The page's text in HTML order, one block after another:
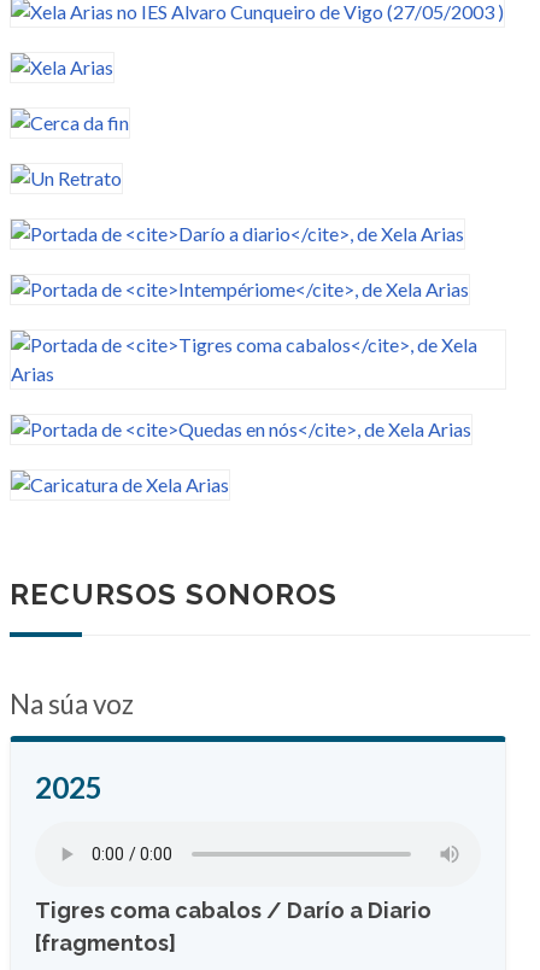
RECURSOS SONOROS
Na súa voz
2025
Tigres coma cabalos / Darío a Diario
[fragmentos]